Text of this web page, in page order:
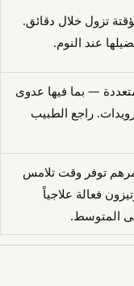
تزول خلال دقائق.
عند النوم.
— بما فيها عدوى
راجع الطبيب
مرهم توفر وقت تلامس
فعالة علاجياً
المتوسط.